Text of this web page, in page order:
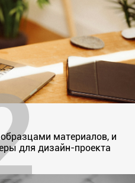
материалов, и
для дизайн-проекта